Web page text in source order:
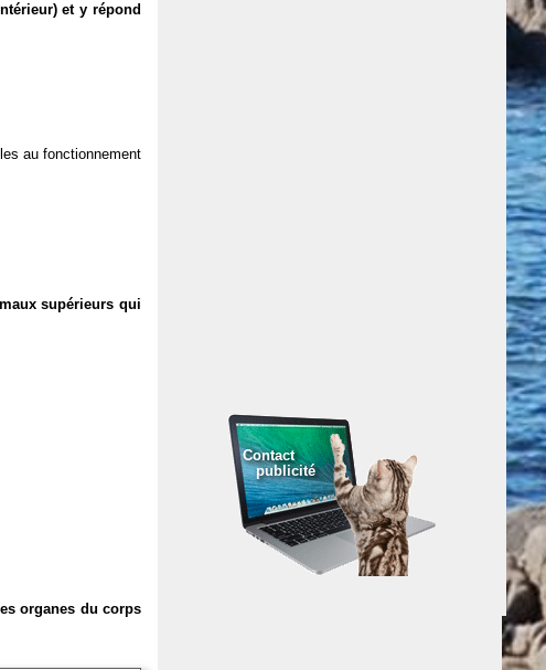
et y répond
au fonctionnement
supérieurs qui
organes du corps
Contact
publicité